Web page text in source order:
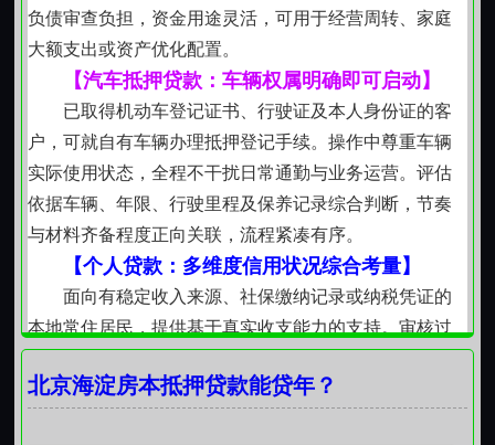
定期评估：每年复盘一次财务状况
政策关注： 利率和政策有变动及时应对
及资金实际占用时长等核心要素。每一笔定价均有据可
依，杜绝模糊区间与隐藏费用。
服务逻辑根植于长期协作
我们理解资金周转是生活与经营中的常态，而非异
常状态。因此，所有服务设计都围绕可持续性展开不过
度授信、不诱导负债、不忽视后续履约能力变化。每一
次沟通都以厘清真实需求为起点，以达成双方均可接受
的平衡方案为落点。专业不是复杂化的代名词，而是让
规则清晰、过程可溯、结果可期。
所有业务均依法依规开展，严格遵守关于民间借贷
利率司法保护上限的相关规定。借款人需确保所提供材
料真实有效，共同维护健康有序的资金融通环境。
负债审查负担，资金用途灵活，可用于经营周转、家庭
大额支出或资产优化配置。
【汽车抵押贷款：车辆权属明确即可启动】
已取得机动车登记证书、行驶证及本人身份证的客
户，可就自有车辆办理抵押登记手续。操作中尊重车辆
实际使用状态，全程不干扰日常通勤与业务运营。评估
依据车辆、年限、行驶里程及保养记录综合判断，节奏
与材料齐备程度正向关联，流程紧凑有序。
【个人贷款：多维度信用状况综合考量】
面向有稳定收入来源、社保缴纳记录或纳税凭证的
本地常住居民，提供基于真实收支能力的支持。审核过
项指标，重视长期履约意愿与现实偿债基础，适合用于
北京海淀房本抵押贷款能贷年？